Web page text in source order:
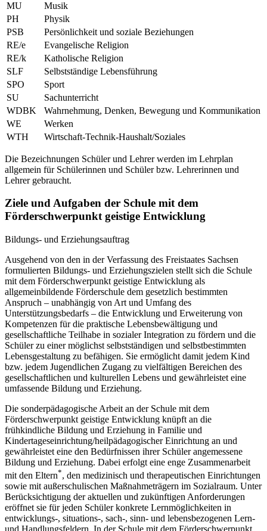
MU
Musik
PH
Physik
PSB
Persönlichkeit und soziale Beziehungen
RE/e
Evangelische Religion
RE/k
Katholische Religion
SLF
Selbstständige Lebensführung
SPO
Sport
SU
Sachunterricht
WDBK
Wahrnehmung, Denken, Bewegung und Kommunikation
WE
Werken
WTH
Wirtschaft-Technik-Haushalt/Soziales
Die Bezeichnungen Schüler und Lehrer werden im Lehrplan
allgemein für Schülerinnen und Schüler bzw. Lehrerinnen und
Lehrer gebraucht.
Ziele und Aufgaben der Schule mit dem
Förderschwerpunkt geistige Entwicklung
Bildungs- und Erziehungsauftrag
Ausgehend von den in der Verfassung des Freistaates Sachsen
formulierten Bildungs- und Erziehungszielen stellt sich die Schule
mit dem Förderschwerpunkt geistige Entwicklung als
allgemeinbildende Förderschule dem gesetzlich bestimmten
Anspruch – unabhängig von Art und Umfang des
Unterstützungsbedarfs – die Entwicklung und Erweiterung von
Kompetenzen für die praktische Lebensbewältigung und
gesellschaftliche Teilhabe in sozialer Integration zu fördern und die
Schüler zu einer möglichst selbstständigen und selbstbestimmten
Lebensgestaltung zu befähigen. Sie ermöglicht damit jedem Kind
bzw. jedem Jugendlichen Zugang zu vielfältigen Bereichen des
gesellschaftlichen und kulturellen Lebens und gewährleistet eine
umfassende Bildung und Erziehung.
Die sonderpädagogische Arbeit an der Schule mit dem
Förderschwerpunkt geistige Entwicklung knüpft an die
frühkindliche Bildung und Erziehung in Familie und
Kindertageseinrichtung/heilpädagogischer Einrichtung an und
gewährleistet eine den Bedürfnissen ihrer Schüler angemessene
Bildung und Erziehung. Dabei erfolgt eine enge Zusammenarbeit
mit den Eltern*, den medizinisch und therapeutischen Einrichtungen
sowie mit außerschulischen Maßnahmeträgern im Sozialraum. Unter
Berücksichtigung der aktuellen und zukünftigen Anforderungen
eröffnet sie für jeden Schüler konkrete Lernmöglichkeiten in
entwicklungs-, situations-, sach-, sinn- und lebensbezogenen Lern-